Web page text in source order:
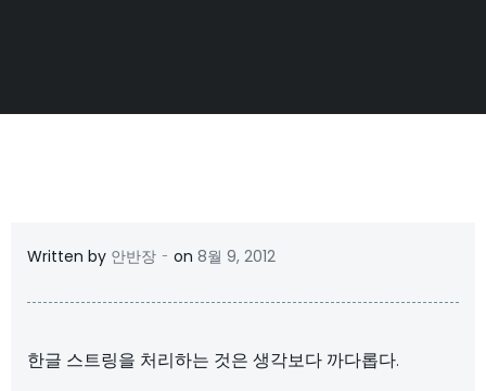
Written by 안반장 - on 8월 9, 2012
한글 스트링을 처리하는 것은 생각보다 까다롭다.